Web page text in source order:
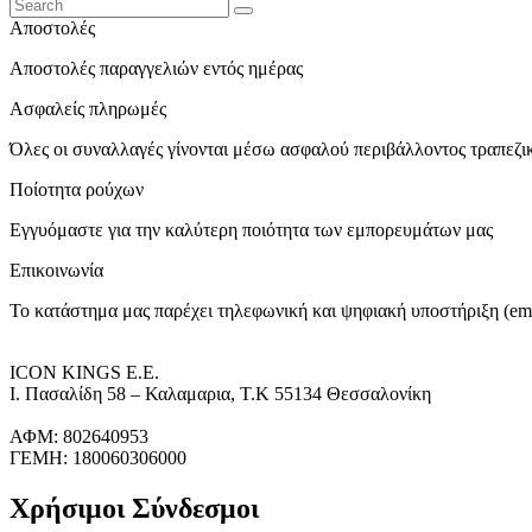
Αποστολές
Αποστολές παραγγελιών εντός ημέρας
Ασφαλείς πληρωμές
Όλες οι συναλλαγές γίνονται μέσω ασφαλού περιβάλλοντος
Ποίοτητα ρούχων
Εγγυόμαστε για την καλύτερη ποιότητα των εμπορευμάτων μας
Επικοινωνία
Το κατάστημα μας παρέχει τηλεφωνική και ψηφιακή υποστήριξη
ICON KINGS Ε.Ε.
Ι. Πασαλίδη 58 – Καλαμαρια, Τ.Κ 55134 Θεσσαλονίκη
ΑΦΜ: 802640953
ΓΕΜΗ: 180060306000
Χρήσιμοι Σύνδεσμοι